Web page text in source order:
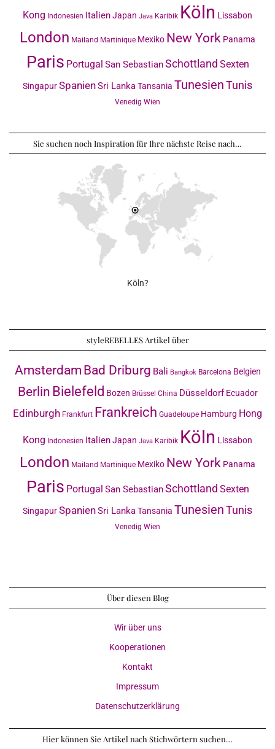
Kong Indonesien ItalienJapan Java Karibik Köln Lissabon
London Mailand Martinique Mexiko New York Panama
Paris Portugal San SebastianSchottland Sexten
SingapurSpanienSri LankaTansania TunesienTunis
Venedig Wien
Sie suchen noch Inspiration für Ihre nächste Reise nach…
Köln?
styleREBELLES Artikel über
Amsterdam Bad Driburg Bali Bangkok Barcelona Belgien
Berlin Bielefeld Bozen Brüssel China Düsseldorf Ecuador
Edinburgh Frankfurt Frankreich Guadeloupe Hamburg Hong
Kong Indonesien ItalienJapan Java Karibik Köln Lissabon
London Mailand Martinique Mexiko New York Panama
Paris Portugal San SebastianSchottland Sexten
SingapurSpanienSri LankaTansania TunesienTunis
Venedig Wien
Über diesen Blog
Wir über uns
Kooperationen
Kontakt
Impressum
Datenschutzerklärung
Hier können Sie Artikel nach Stichwörtern suchen…